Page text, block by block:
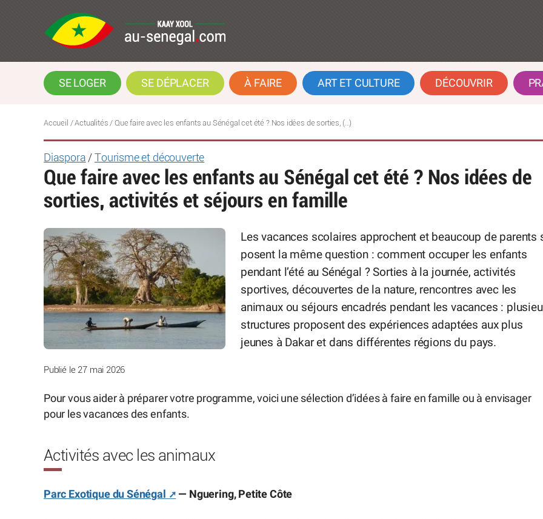
SE LOGER SE DÉPLACER À FAIRE ART ET CULTURE DÉCOUVRIR
Accueil /Actualités / Que faire avec les enfants au Sénégal cet été ? Nos idées de sorties, (…)
Diaspora / Tourisme et découverte
Que faire avec les enfants au Sénégal cet été ? Nos idées de
sorties, activités et séjours en famille
Les vacances scolaires approchent et beaucoup de parents
posent la même question : comment occuper les enfants
pendant l’été au Sénégal ? Sorties à la journée, activités
sportives, découvertes de la nature, rencontres avec les
animaux ou séjours encadrés pendant les vacances :
structures proposent des expériences adaptées aux plus
jeunes à Dakar et dans différentes régions du pays.
Publié le 27 mai 2026
Pour vous aider à préparer votre programme, voici une sélection d’idées à faire en famille ou à envisager
pour les vacances des enfants.
Activités avec les animaux
Parc Exotique du Sénégal — Nguering, Petite Côte